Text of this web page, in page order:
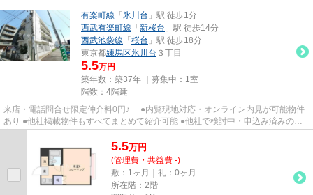
有楽町線 「 氷川台 」駅 徒歩1分
西武有楽町線 「 新桜台 」駅 徒歩14分
西武池袋線 「 桜台 」駅 徒歩18分
東京都練馬区氷川台 ３丁目
5.5万円
築年数：築37年 ｜募集中： 1室
階数：4階建
来店・電話問合せ限定仲介料0円♪ ●内覧現地対応・オンライン内見が可能物件
あり ●他社掲載物件もすべてまとめて紹介可能 ●他社で検討中・申込み済みのお
5.5万円
(管理費・共益費 -)
敷：1ヶ月｜礼：0ヶ月
所在階：2階